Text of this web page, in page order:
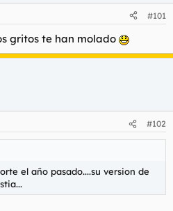
#101
gritos te han molado
#102
el año pasado....su version de